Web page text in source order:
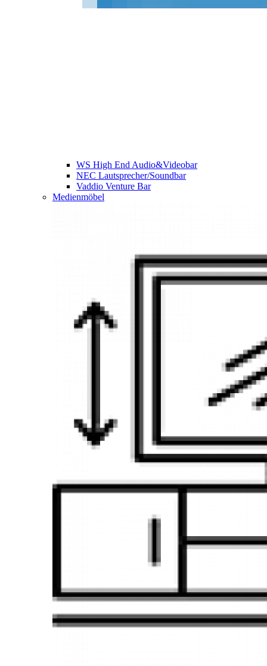
WS High End Audio&Videobar
NEC Lautsprecher/Soundbar
Vaddio Venture Bar
Medienmöbel